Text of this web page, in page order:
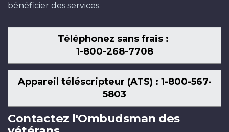
bénéficier des services.
Téléphonez sans frais :
1-800-268-7708
Appareil téléscripteur (ATS) : 1-800-567-
5803
Contactez l'Ombudsman des